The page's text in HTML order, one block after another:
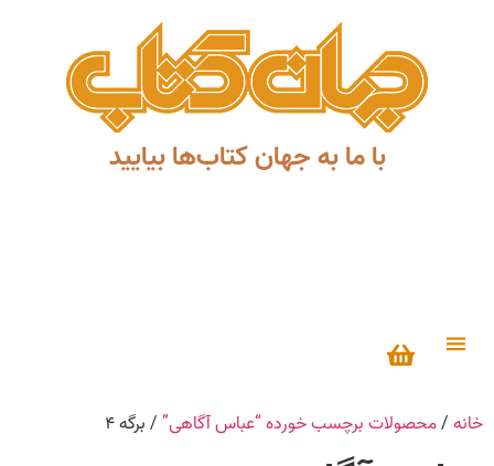
با ما به جهان کتاب‌ها بیایید
خانه / محصولات برچسب خورده “عباس آگاهی” / برگه ۴